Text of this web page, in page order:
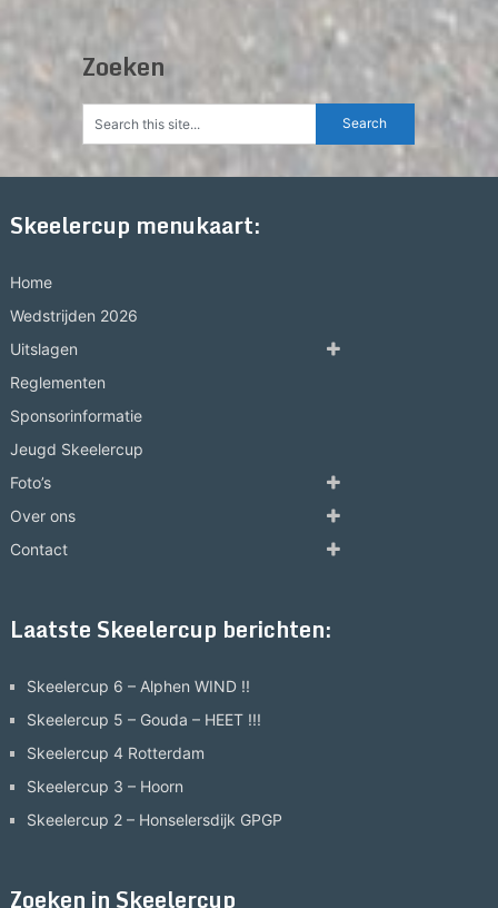
Zoeken
Skeelercup menukaart:
Home
Wedstrijden 2026
Uitslagen
Reglementen
Sponsorinformatie
Jeugd Skeelercup
Foto’s
Over ons
Contact
Laatste Skeelercup berichten:
Skeelercup 6 – Alphen WIND !!
Skeelercup 5 – Gouda – HEET !!!
Skeelercup 4 Rotterdam
Skeelercup 3 – Hoorn
Skeelercup 2 – Honselersdijk GPGP
Zoeken in Skeelercup